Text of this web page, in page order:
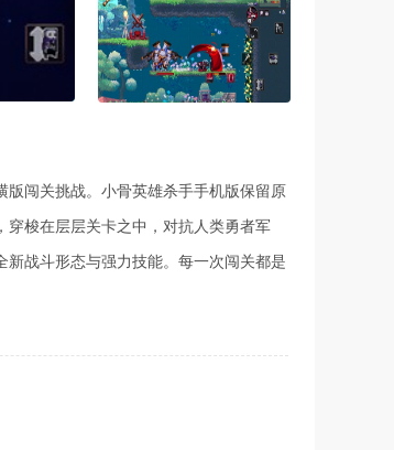
闯关挑战。小骨英雄杀手手机版保留原
梭在层层关卡之中，对抗人类勇者军
战斗形态与强力技能。每一次闯关都是